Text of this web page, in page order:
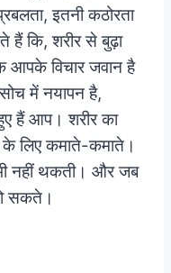
इतनी कठोरता
हैं कि, शरीर से बुढ़ा
आपके विचार जवान है
में नयापन है,
हैं आप। शरीर का
के लिए कमाते-कमाते।
नहीं थकती। और जब
सकते।